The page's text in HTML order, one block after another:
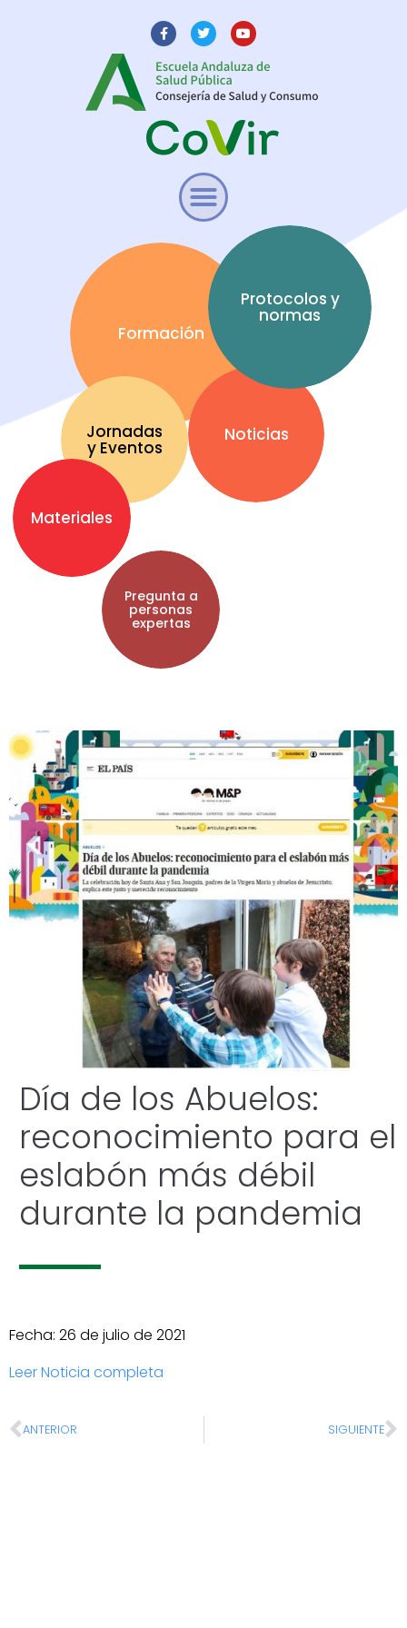
Formación
Protocolos y
normas
Materiales
Jornadas
y Eventos
Noticias
Pregunta a
personas
expertas
Día de los Abuelos:
reconocimiento para el
eslabón más débil
durante la pandemia
Fecha: 26 de julio de 2021
Leer Noticia completa
ANTERIOR SIGUIENTE